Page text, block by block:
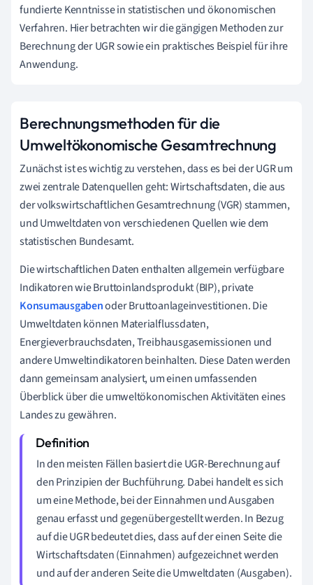
fundierte Kenntnisse in statistischen und ökonomischen
Verfahren. Hier betrachten wir die gängigen Methoden zur
Berechnung der UGR sowie ein praktisches Beispiel für ihre
Anwendung.
Berechnungsmethoden für die
Umweltökonomische Gesamtrechnung
Zunächst ist es wichtig zu verstehen, dass es bei der UGR um
zwei zentrale Datenquellen geht: Wirtschaftsdaten, die aus
der volkswirtschaftlichen Gesamtrechnung (VGR) stammen,
und Umweltdaten von verschiedenen Quellen wie dem
statistischen Bundesamt.
Die wirtschaftlichen Daten enthalten allgemein verfügbare
Indikatoren wie Bruttoinlandsprodukt (BIP), private
Konsumausgabenoder Bruttoanlageinvestitionen. Die
Umweltdaten können Materialflussdaten,
Energieverbrauchsdaten, Treibhausgasemissionen und
andere Umweltindikatoren beinhalten. Diese Daten werden
dann gemeinsam analysiert, um einen umfassenden
Überblick über die umweltökonomischen Aktivitäten eines
Landes zu gewähren.
In den meisten Fällen basiert die UGR-Berechnung auf
den Prinzipien der Buchführung. Dabei handelt es sich
um eine Methode, bei der Einnahmen und Ausgaben
genau erfasst und gegenübergestellt werden. In Bezug
auf die UGR bedeutet dies, dass auf der einen Seite die
Wirtschaftsdaten (Einnahmen) aufgezeichnet werden
und auf der anderen Seite die Umweltdaten (Ausgaben).